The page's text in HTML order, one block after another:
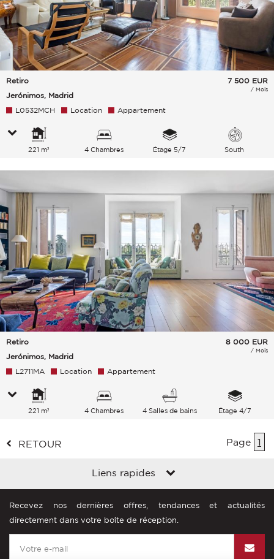
Retiro
Jerónimos, Madrid
7 500 EUR
/ Mois
L0532MCH Location Appartement
221 m² 4 Chambres Étage 5/7 South
Retiro
Jerónimos, Madrid
8 000 EUR
/ Mois
L2711MA Location Appartement
221 m² 4 Chambres 4 Salles de bains Étage 4/7
RETOUR Page 1
Liens rapides
Recevez nos dernières offres, tendances et actualités
directement dans votre boîte de réception.